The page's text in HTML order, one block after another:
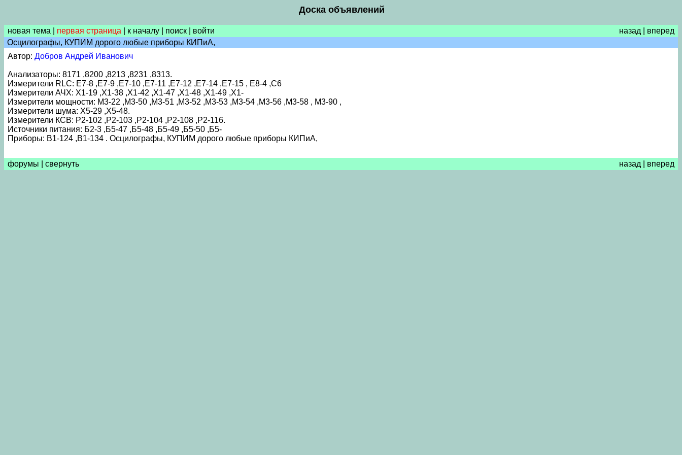
Доска объявлений
новая тема первая страница к началу поиск войти назад
вперед
Осцилографы, КУПИМ дорого любые приборы КИПиА,
Автор: Добров Андрей Иванович
Анализаторы: 8171 ,8200 ,8213 ,8231 ,8313.
Измерители RLC: E7-8 ,Е7-9 ,Е7-10 ,Е7-11 ,E7-12 ,Е7-14 ,Е7-15 , Е8-4 ,С6
Измерители АЧХ: Х1-19 ,Х1-38 ,Х1-42 ,Х1-47 ,Х1-48 ,Х1-49 ,Х1-
Измерители мощности: М3-22 ,М3-50 ,М3-51 ,М3-52 ,М3-53 ,М3-54 ,М3-56 ,М3-58 , М3-90 ,
Измерители шума: Х5-29 ,Х5-48.
Измерители КСВ: Р2-102 ,Р2-103 ,Р2-104 ,Р2-108 ,Р2-116.
Источники питания: Б2-3 ,Б5-47 ,Б5-48 ,Б5-49 ,Б5-50 ,Б5-
Приборы: В1-124 ,В1-134 . Осцилографы, КУПИМ дорого любые приборы КИПиА,
форумы свернуть назад вперед